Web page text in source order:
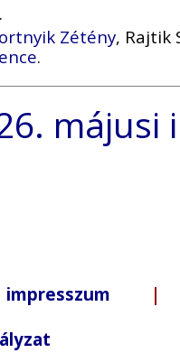
Zétény, Rajtik
.
impresszum |